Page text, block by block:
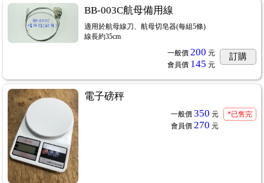
BB-003C航母備用線
適用於航母線刀、航母切皂器(每組5條)
線長約35cm
一般價 200 元
會員價 145 元
訂購
電子磅秤
一般價 350 元
會員價 270 元
*已售完